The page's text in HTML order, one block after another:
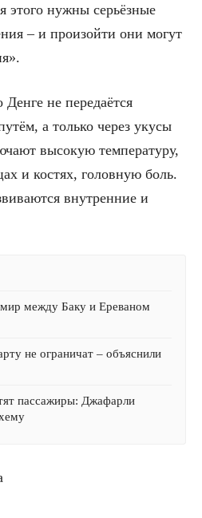
этого нужны серьёзные
– и произойти они могут
не передаётся
а только через укусы
высокую температуру,
и костях, головную боль.
внутренние и
между Баку и Ереваном
не ограничат – объяснили
пассажиры: Джафарли